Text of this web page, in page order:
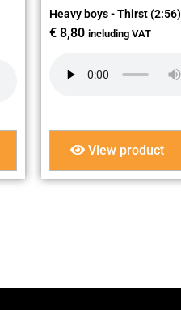
Heavy boys - Thirst (2:56)
€ 8,80 including VAT
View product